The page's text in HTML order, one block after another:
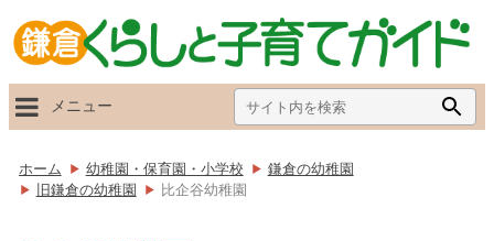
Search
for:
メニュー
ホーム 幼稚園・保育園・小学校
鎌倉の幼稚園
旧鎌倉の幼稚園
比企谷幼稚園